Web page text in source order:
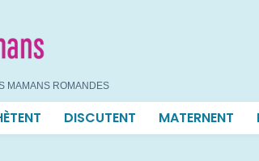
MAMANS ROMANDES
DISCUTENT MATERNENT